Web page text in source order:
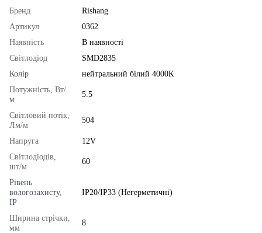
Бренд
Rishang
Артикул
0362
Наявність
В наявності
Світлодіод
SMD2835
Колір
нейтральний білий 4000К
Потужність, Вт/
м
5.5
Світловий потік,
Лм/м
504
Напруга
12V
Світлодіодів,
шт/м
60
Рівень
вологозахисту,
IP
IP20/IP33 (Негерметичні)
Ширина стрічки,
мм
8